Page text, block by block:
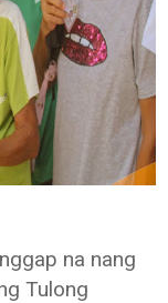
na nang
Tulong